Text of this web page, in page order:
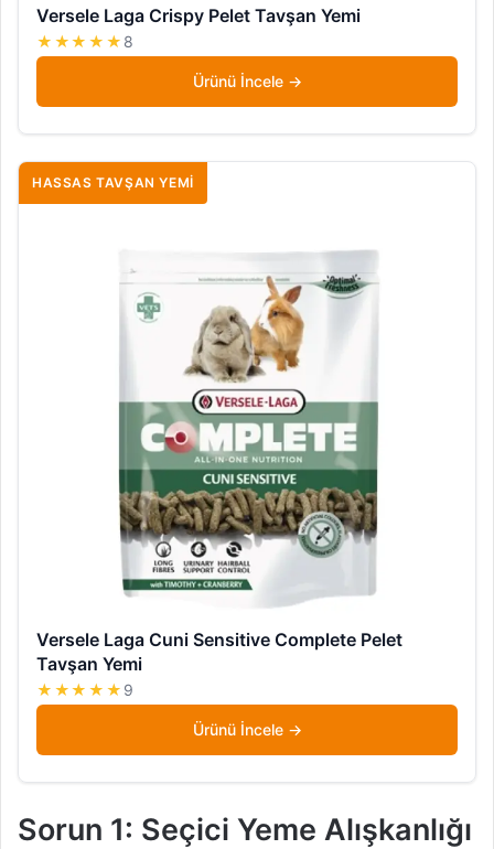
Versele Laga Crispy Pelet Tavşan Yemi
★★★★★ 8
Ürünü İncele
HASSAS TAVŞAN YEMI
Versele Laga Cuni Sensitive Complete Pelet
Tavşan Yemi
★★★★★ 9
Ürünü İncele
Sorun 1: Seçici Yeme Alışkanlığı